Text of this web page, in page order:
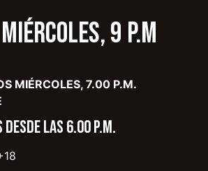
9 P.M
MIÉRCOLES, 7.00 P.M.
DESDE LAS 6.00 P.M.